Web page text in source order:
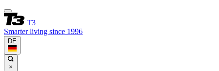
T3
Smarter living since 1996
DE
×